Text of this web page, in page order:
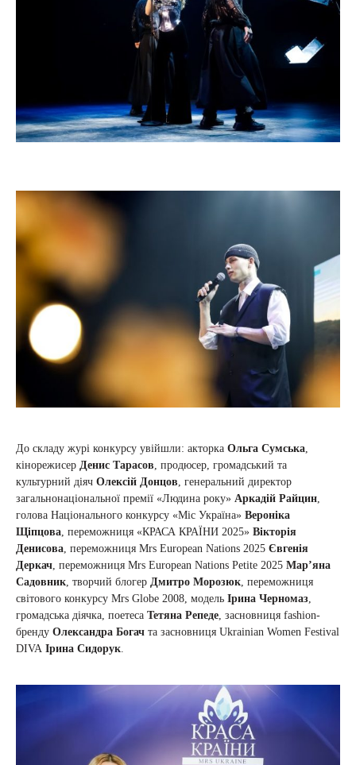
До складу журі конкурсу увійшли: акторка Ольга Сумська
кінорежисер Денис Тарасов , продюсер, громадський та
культурний діяч Олексій Донцов , генеральний директор
загальнонаціональної премії «Людина року» Аркадій Райцин
голова Національного конкурсу «Міс Україна» Вероніка
Щіпцова , переможниця «КРАСА КРАЇНИ 2025» Вікторія
Денисова , переможниця Mrs European Nations 2025 Євгенія
Деркач , переможниця Mrs European Nations Petite 2025 Мар’яна
Садовник , творчий блогер Дмитро Морозюк , переможниця
світового конкурсу Mrs Globe 2008, модель Ірина Черномаз
громадська діячка, поетеса Тетяна Репеде , засновниця fashion-
бренду Олександра Богач та засновниця Ukrainian Women Festival
DIVA Ірина Сидорук